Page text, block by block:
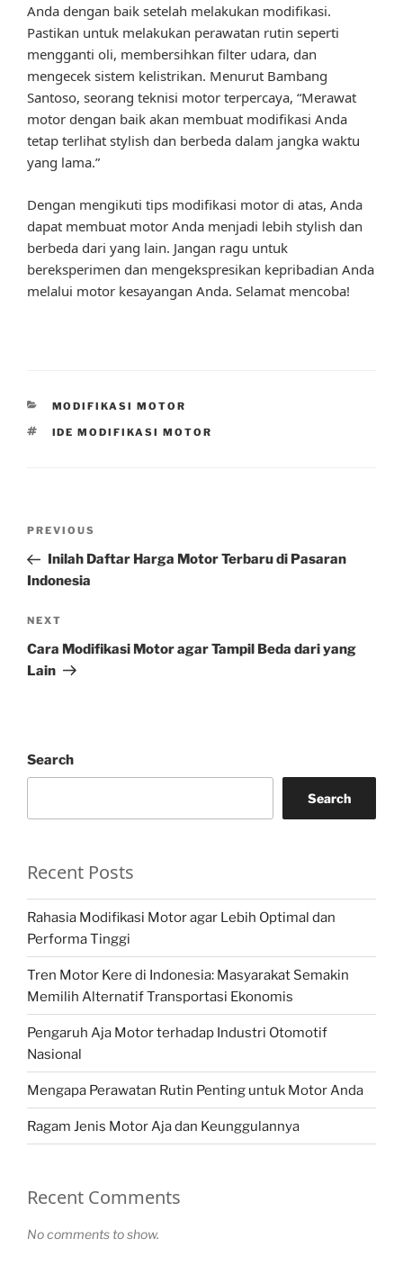
Anda dengan baik setelah melakukan modifikasi.
Pastikan untuk melakukan perawatan rutin seperti
mengganti oli, membersihkan filter udara, dan
mengecek sistem kelistrikan. Menurut Bambang
Santoso, seorang teknisi motor terpercaya, “Merawat
motor dengan baik akan membuat modifikasi Anda
tetap terlihat stylish dan berbeda dalam jangka waktu
yang lama.”
Dengan mengikuti tips modifikasi motor di atas, Anda
dapat membuat motor Anda menjadi lebih stylish dan
berbeda dari yang lain. Jangan ragu untuk
bereksperimen dan mengekspresikan kepribadian Anda
melalui motor kesayangan Anda. Selamat mencoba!
CATEGORIES
MODIFIKASI MOTOR
TAGS
IDE MODIFIKASI MOTOR
Previous
Post
PREVIOUS
Inilah Daftar Harga Motor Terbaru di Pasaran
Indonesia
Next
Post
NEXT
Cara Modifikasi Motor agar Tampil Beda dari yang
Lain
Search
Search
Recent Posts
Rahasia Modifikasi Motor agar Lebih Optimal dan
Performa Tinggi
Tren Motor Kere di Indonesia: Masyarakat Semakin
Memilih Alternatif Transportasi Ekonomis
Pengaruh Aja Motor terhadap Industri Otomotif
Nasional
Mengapa Perawatan Rutin Penting untuk Motor Anda
Ragam Jenis Motor Aja dan Keunggulannya
Recent Comments
No comments to show.